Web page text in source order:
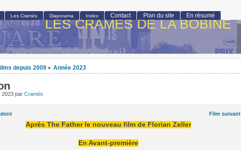
LES CRAMÉS DE LA BOBINE
depuis 2009 > Année 2023
2023 par Cramés
Film suivant
Après The Father le nouveau film de Florian Zeller
En Avant-première
Les Cramés Diaporama Index Contact Plan du site En résumé